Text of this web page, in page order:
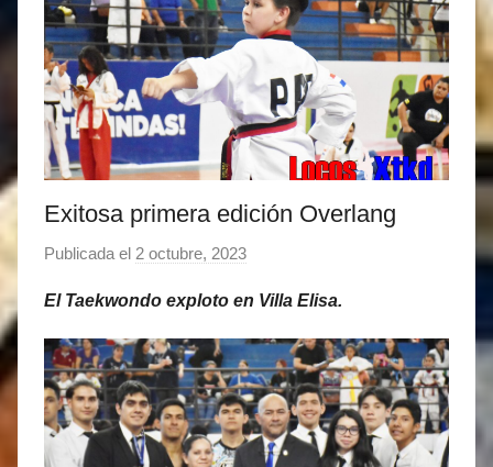
Exitosa primera edición Overlang
Publicada el 2 octubre, 2023
r
M
a
t
í
El Taekwondo exploto en Villa Elisa.